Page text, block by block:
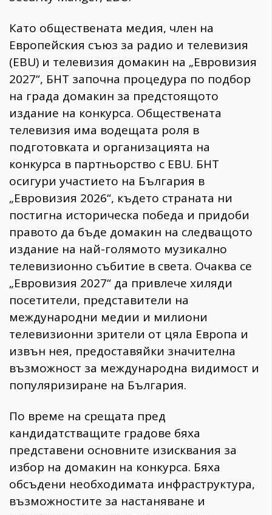
Като обществената медия, член на
Европейския съюз за радио и телевизия
(EBU) и телевизия домакин на „Евровизия
2027“, БНТ започна процедура по подбор
на града домакин за предстоящото
издание на конкурса. Обществената
телевизия има водещата роля в
подготовката и организацията на
конкурса в партньорство с EBU. БНТ
осигури участието на България в
„Евровизия 2026“, където страната ни
постигна историческа победа и придоби
правото да бъде домакин на следващото
издание на най-голямото музикално
телевизионно събитие в света. Очаква се
„Евровизия 2027“ да привлече хиляди
посетители, представители на
международни медии и милиони
телевизионни зрители от цяла Европа и
извън нея, предоставяйки значителна
възможност за международна видимост и
популяризиране на България.
По време на срещата пред
кандидатстващите градове бяха
представени основните изисквания за
избор на домакин на конкурса. Бяха
обсъдени необходимата инфраструктура,
възможностите за настаняване и